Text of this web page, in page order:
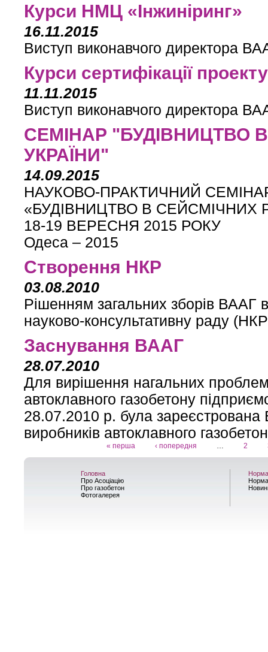
Курси НМЦ «Інжиніринг»
16.11.2015
Виступ виконавчого директора
Курси сертифікації
11.11.2015
Виступ виконавчого директора
СЕМІНАР "БУДІВНИЦТВО
УКРАЇНИ"
14.09.2015
НАУКОВО-ПРАКТИЧНИЙ
«БУДІВНИЦТВО В СЕЙСМІЧНИХ
18-19 ВЕРЕСНЯ 2015 РОКУ
Одеса – 2015
Створення НКР
03.08.2010
Рішенням загальних зборів ВААГ
науково-консультативну раду
Заснування ВААГ
28.07.2010
Для вирішення нагальних
автоклавного газобетону
28.07.2010 р. була зареєстрована
виробників автоклавного
« перша ‹ попередня 2
Головна
Про Асоціацію
Про газобетон
Фотогалерея